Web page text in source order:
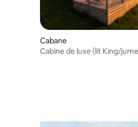
Cabane
Cabine de luxe (lit King/